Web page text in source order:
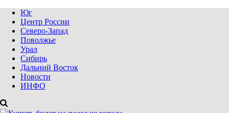
Юг
Центр России
Северо-Запад
Поволжье
Урал
Сибирь
Дальний Восток
Новости
ИНФО